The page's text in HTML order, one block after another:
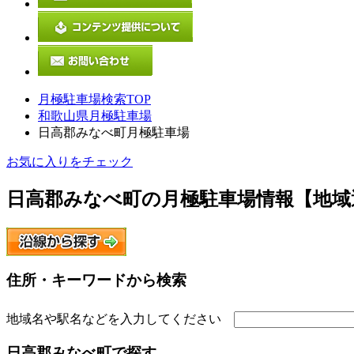
月極駐車場検索TOP
和歌山県月極駐車場
日高郡みなべ町月極駐車場
お気に入りをチェック
日高郡みなべ町の月極駐車場情報【地
住所・キーワードから検索
地域名や駅名などを入力してください